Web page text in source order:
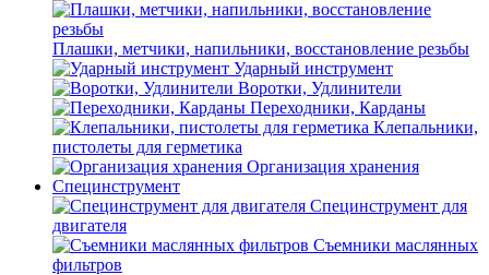
Плашки, метчики, напильники, восстановление резьбы
Ударный инструмент
Воротки, Удлинители
Переходники, Карданы
Клепальники,
пистолеты для герметика
Организация хранения
Специнструмент
Специнструмент для
двигателя
Съемники маслянных
фильтров